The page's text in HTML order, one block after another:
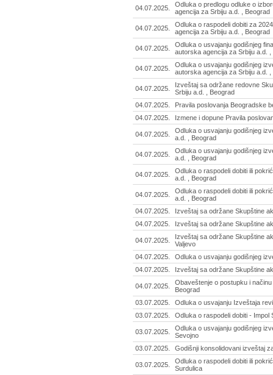
04.07.2025.
Odluka o predlogu odluke o
agencija za Srbiju a.d. , Beograd
04.07.2025.
Odluka o raspodeli dobiti za
agencija za Srbiju a.d. , Beograd
04.07.2025.
Odluka o usvajanju godišnjeg
autorska agencija za Srbiju a.d. ,
04.07.2025.
Odluka o usvajanju godišnjeg
autorska agencija za Srbiju a.d. ,
04.07.2025.
Izveštaj sa održane redovne
Srbiju a.d. , Beograd
04.07.2025.
Pravila poslovanja Beogradske
04.07.2025.
Izmene i dopune Pravila
04.07.2025.
Odluka o usvajanju godišnjeg
a.d. , Beograd
04.07.2025.
Odluka o usvajanju godišnjeg
a.d. , Beograd
04.07.2025.
Odluka o raspodeli dobiti ili
a.d. , Beograd
04.07.2025.
Odluka o raspodeli dobiti ili
a.d. , Beograd
04.07.2025.
Izveštaj sa održane Skupštine
04.07.2025.
Izveštaj sa održane Skupštine
04.07.2025.
Izveštaj sa održane Skupštine
Valjevo
04.07.2025.
Odluka o usvajanju godišnjeg
04.07.2025.
Izveštaj sa održane Skupštine
04.07.2025.
Obaveštenje o postupku i
Beograd
03.07.2025.
Odluka o usvajanju Izveštaja
03.07.2025.
Odluka o raspodeli dobiti - Impol
03.07.2025.
Odluka o usvajanju godišnjeg
Sevojno
03.07.2025.
Godišnji konsolidovani izveštaj
03.07.2025.
Odluka o raspodeli dobiti ili
Surdulica